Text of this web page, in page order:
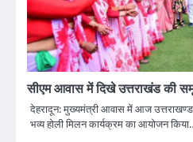
सीएम आवास में दिखे उत्तराखंड की
देहरादून: मुख्यमंत्री आवास में आज
भव्य होली मिलन कार्यक्रम का आयोजन